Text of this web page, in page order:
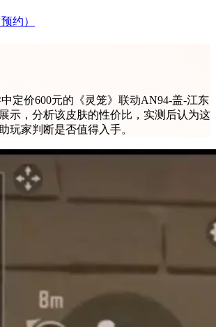
约）
定价600元的《灵笼》联动AN94-盖-江东
示，分析该皮肤的性价比，实测后认为这
玩家判断是否值得入手。